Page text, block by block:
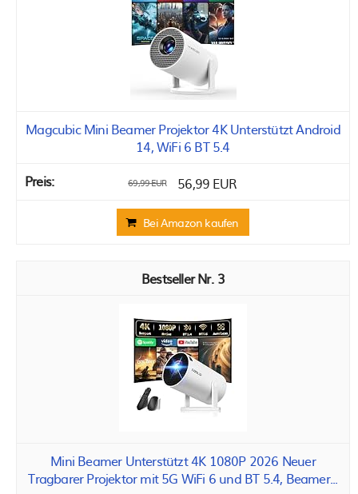
Magcubic Mini Beamer Projektor 4K Unterstützt Android
14, WiFi 6 BT 5.4
69,99 EUR 56,99 EUR
Bei Amazon kaufen
3
Mini Beamer Unterstützt 4K 1080P 2026 Neuer
Tragbarer Projektor mit 5G WiFi 6 und BT 5.4, Beamer...